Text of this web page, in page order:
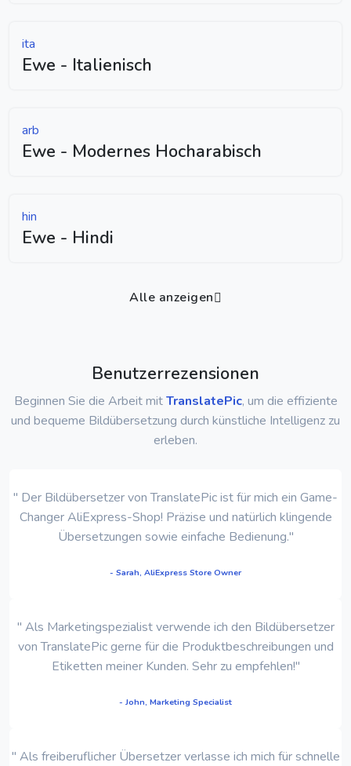
ita
Ewe - Italienisch
arb
Ewe - Modernes Hocharabisch
hin
Ewe - Hindi
Alle anzeigen
Benutzerrezensionen
Beginnen Sie die Arbeit mitTranslatePic, um die effiziente
und bequeme Bildübersetzung durch künstliche Intelligenz zu
erleben.
" Der Bildübersetzer von TranslatePic ist für mich ein Game-
Changer AliExpress-Shop! Präzise und natürlich klingende
Übersetzungen sowie einfache Bedienung."
- Sarah, AliExpress Store Owner
" Als Marketingspezialist verwende ich den Bildübersetzer
von TranslatePic gerne für die Produktbeschreibungen und
Etiketten meiner Kunden. Sehr zu empfehlen!"
- John, Marketing Specialist
" Als freiberuflicher Übersetzer verlasse ich mich für schnelle